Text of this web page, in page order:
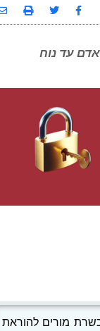
עד נוח
מורים להוראת